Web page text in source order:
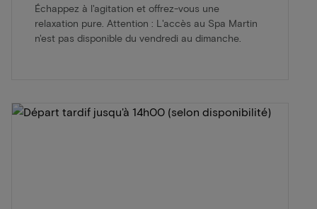
Échappez à l'agitation et offrez-vous une
relaxation pure. Attention : L'accès au Spa Martin
n'est pas disponible du vendredi au dimanche.